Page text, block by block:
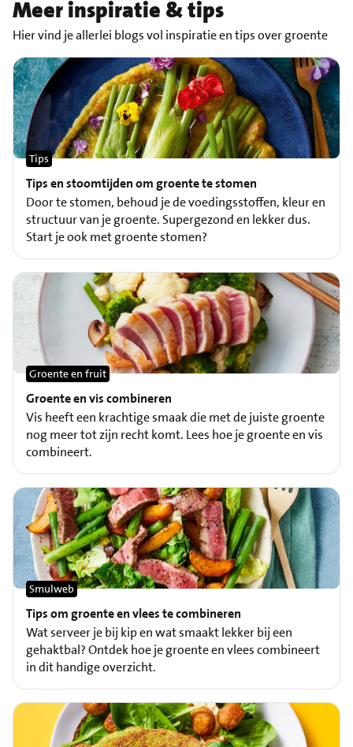
Meer inspiratie & tips
Hier vind je allerlei blogs vol inspiratie en tips over groente
Tips en stoomtijden om groente te stomen
Tips
Door te stomen, behoud je de voedingsstoffen, kleur en
structuur van je groente. Supergezond en lekker dus.
Start je ook met groente stomen?
Groente en vis combineren
Groente en fruit
Vis heeft een krachtige smaak die met de juiste groente
nog meer tot zijn recht komt. Lees hoe je groente en vis
combineert.
Tips om groente en vlees te combineren
Smulweb
Wat serveer je bij kip en wat smaakt lekker bij een
gehaktbal? Ontdek hoe je groente en vlees combineert
in dit handige overzicht.